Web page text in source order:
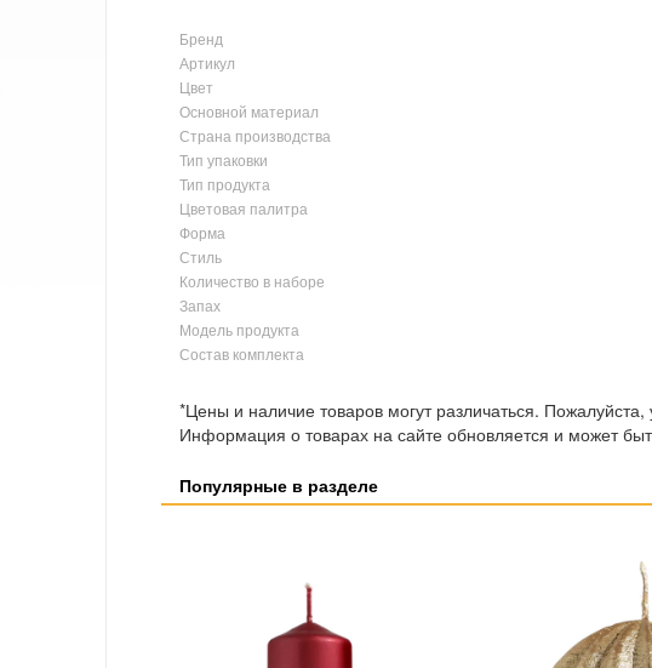
Бренд
Артикул
Цвет
Основной материал
Страна производства
Тип упаковки
Тип продукта
Цветовая палитра
Форма
Стиль
Количество в наборе
Запах
Модель продукта
Состав комплекта
*Цены и наличие товаров могут различаться.
Информация о товарах на сайте обновляется и может
Популярные в разделе